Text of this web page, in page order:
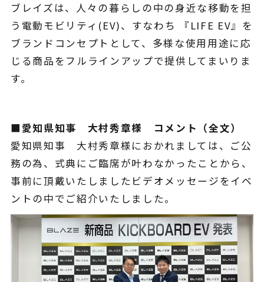
ブレイズは、人々の暮らしの中の身近な移動を担
う電動モビリティ(EV)、すなわち 『LIFE EV』を
ブランドコンセプトとして、多様な使用用途に応
じる商品をフルラインアップで提供してまいりま
す。
■愛知県知事 大村秀章様 コメント（全文）
愛知県知事 大村秀章様におかれましては、ご公
務の為、式典にご臨席が叶わなかったことから、
事前に頂戴いたしましたビデオメッセージをイベ
ントの中でご紹介いたしました。